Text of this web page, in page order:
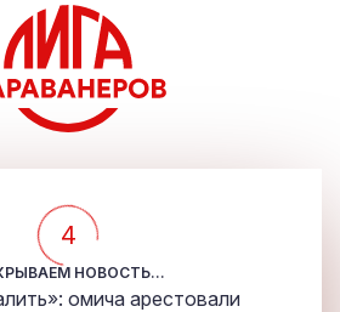
4
НОВОСТЬ...
омича арестовали